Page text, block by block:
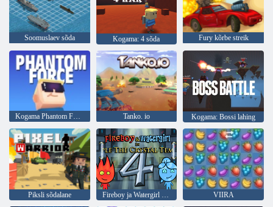
Soomuslaev sõda Kogama: 4 sõda Fury kõrbe streik
Kogama Phantom Force Tanko. io Kogama: Bossi lahing
Piksli sõdalane Fireboy ja Watergirl 4: kristalltempel VIIRA